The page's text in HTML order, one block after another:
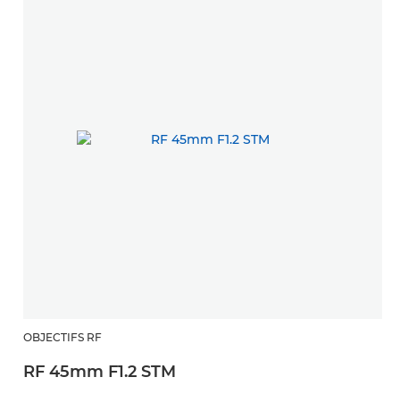
OBJECTIFS RF
RF 45mm F1.2 STM